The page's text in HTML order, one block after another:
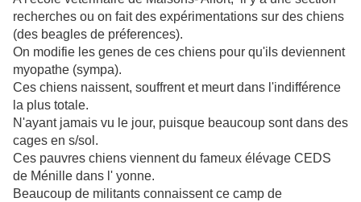
recherches ou on fait des expérimentations sur des chiens
(des beagles de préferences).
On modifie les genes de ces chiens pour qu'ils deviennent
myopathe (sympa).
Ces chiens naissent, souffrent et meurt dans l'indifférence
la plus totale.
N'ayant jamais vu le jour, puisque beaucoup sont dans des
cages en s/sol.
Ces pauvres chiens viennent du fameux élévage CEDS
de Ménille dans l' yonne.
Beaucoup de militants connaissent ce camp de